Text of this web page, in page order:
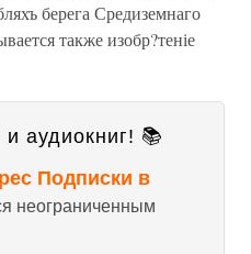
берега Средиземнаго
также изобр?теніе
аудиокниг! 📚
Подписки в
неограниченным